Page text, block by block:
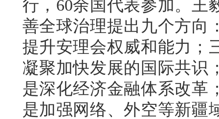
行，60余国代表参加。王
善全球治理提出九个方向
提升安理会权威和能力；
凝聚加快发展的国际共识
是深化经济金融体系改革
是加强网络、外空等新疆